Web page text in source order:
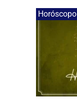
Horóscopo